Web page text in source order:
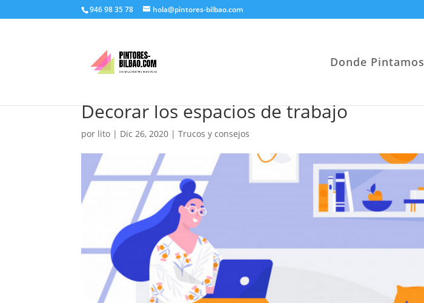
946 98 35 78 hola@pintores-bilbao.com
Donde Pintamos
Decorar los espacios de trabajo
por lito | Dic 26, 2020 |Trucos y consejos